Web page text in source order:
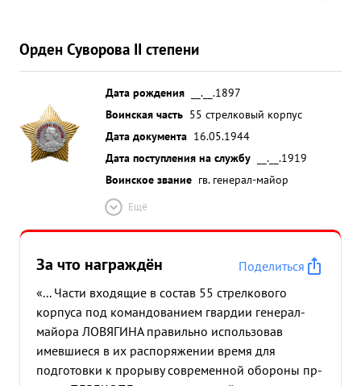
Орден Суворова II степени
Дата рождения
__.__.1897
Воинская часть 55 стрелковый корпус
Дата документа 16.05.1944
Дата поступления на службу
__.__.1919
Воинское звание гв. генерал-майор
Ещё
За что награждён
Поделиться
«... Части входящие в состав 55 стрелкового
корпуса под командованием гвардии генерал-
майора ЛОВЯГИНА правильно использовав
имевшиеся в их распоряжении время для
подготовки к прорыву современной обороны пр-